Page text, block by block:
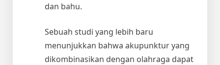
dan bahu.
Sebuah studi yang lebih baru
menunjukkan bahwa akupunktur yang
dikombinasikan dengan olahraga dapat